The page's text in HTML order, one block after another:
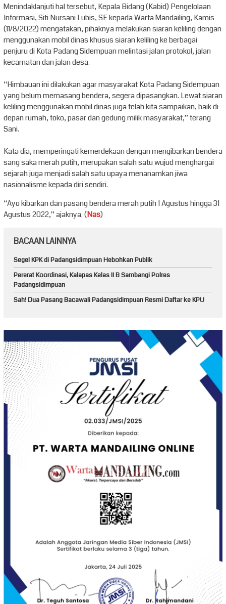
Menindaklanjuti hal tersebut, Kepala Bidang (Kabid) Pengelolaan
Informasi, Siti Nursani Lubis, SE kepada Warta Mandailing, Kamis
(11/8/2022) mengatakan, pihaknya melakukan siaran keliling dengan
menggunakan mobil dinas khusus siaran keliling ke berbagai
penjuru di Kota Padang Sidempuan melintasi jalan protokol, jalan
kecamatan dan jalan desa.
“Himbauan ini dilakukan agar masyarakat Kota Padang Sidempuan
yang belum memasang bendera, segera dipasangkan. Lewat siaran
keliling menggunakan mobil dinas juga telah kita sampaikan, baik di
depan rumah, toko, pasar dan gedung milik masyarakat,” terang
Sani.
Kata dia, memperingati kemerdekaan dengan mengibarkan bendera
sang saka merah putih, merupakan salah satu wujud menghargai
sejarah juga menjadi salah satu upaya menanamkan jiwa
nasionalisme kepada diri sendiri.
“Ayo kibarkan dan pasang bendera merah putih 1 Agustus hingga 31
Agustus 2022,” ajaknya. (Nas)
BACAAN LAINNYA
Segel KPK di Padangsidimpuan Hebohkan Publik
Pererat Koordinasi, Kalapas Kelas II B Sambangi Polres
Padangsidimpuan
Sah! Dua Pasang Bacawali Padangsidimpuan Resmi Daftar ke KPU